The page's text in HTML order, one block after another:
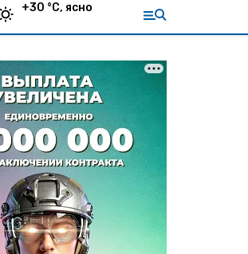
+30 °С, ясно